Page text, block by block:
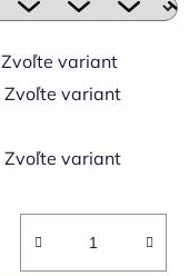
Zvoľte variant
Zvoľte variant
Zvoľte variant